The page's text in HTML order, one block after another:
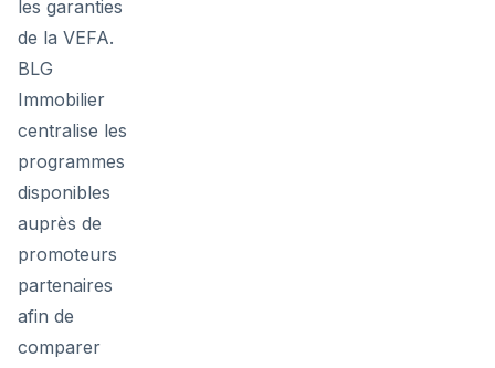
les garanties
de la VEFA.
BLG
Immobilier
centralise les
programmes
disponibles
auprès de
promoteurs
partenaires
afin de
comparer